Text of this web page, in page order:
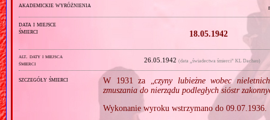
akademickie wyróżnienia
data i miejsce
śmierci
18.05.1942
alt. daty i miejsca
śmierci
26.05.1942(data „świadectwa śmierci” KL Dachau)
szczegóły śmierci W 1931 za „czyny lubieżne wobec
zmuszania do nierządu podległych sióstr
Wykonanie wyroku wstrzymano do 09.07.1936.